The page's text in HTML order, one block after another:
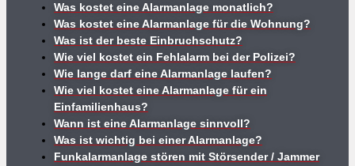
Was kostet eine Alarmanlage monatlich?
Was kostet eine Alarmanlage für die Wohnung?
Was ist der beste Einbruchschutz?
Wie viel kostet ein Fehlalarm bei der Polizei?
Wie lange darf eine Alarmanlage laufen?
Wie viel kostet eine Alarmanlage für ein
Einfamilienhaus?
Wann ist eine Alarmanlage sinnvoll?
Was ist wichtig bei einer Alarmanlage?
Funkalarmanlage stören mit Störsender / Jammer